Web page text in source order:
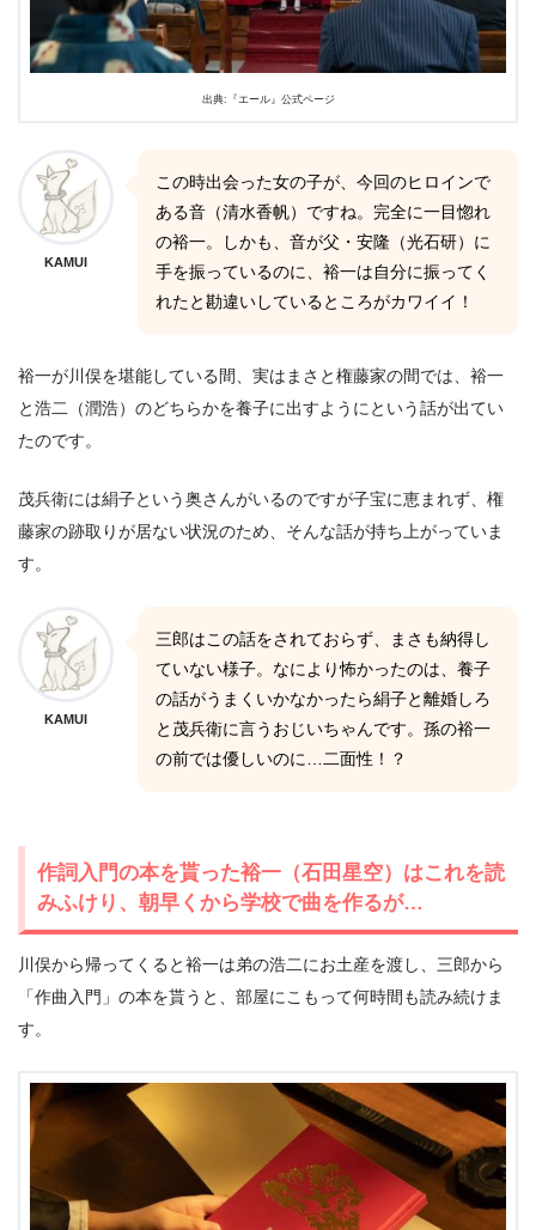
出典:『エール』公式ページ
KAMUI
この時出会った女の子が、今回のヒロインで
ある音（清水香帆）ですね。完全に一目惚れ
の裕一。しかも、音が父・安隆（光石研）に
手を振っているのに、裕一は自分に振ってく
れたと勘違いしているところがカワイイ！
裕一が川俣を堪能している間、実はまさと権藤家の間では、裕一
と浩二（潤浩）のどちらかを養子に出すようにという話が出てい
たのです。
茂兵衛には絹子という奥さんがいるのですが子宝に恵まれず、権
藤家の跡取りが居ない状況のため、そんな話が持ち上がっていま
す。
KAMUI
三郎はこの話をされておらず、まさも納得し
ていない様子。なにより怖かったのは、養子
の話がうまくいかなかったら絹子と離婚しろ
と茂兵衛に言うおじいちゃんです。孫の裕一
の前では優しいのに…二面性！？
作詞入門の本を貰った裕一（石田星空）はこれを読
みふけり、朝早くから学校で曲を作るが…
川俣から帰ってくると裕一は弟の浩二にお土産を渡し、三郎から
「作曲入門」の本を貰うと、部屋にこもって何時間も読み続けま
す。